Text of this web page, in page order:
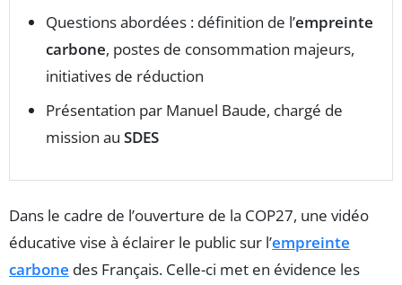
Questions abordées : définition de l’empreinte
carbone, postes de consommation majeurs,
initiatives de réduction
Présentation par Manuel Baude, chargé de
mission au SDES
Dans le cadre de l’ouverture de la COP27, une vidéo
éducative vise à éclairer le public sur l’empreinte
carbone des Français. Celle-ci met en évidence les